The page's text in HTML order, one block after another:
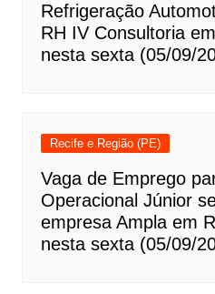
Refrigeração
RH IV Consultoria
nesta sexta (05/09/
Recife e Região (PE)
Vaga de Emprego
Operacional Júnior
empresa Ampla em
nesta sexta (05/09/